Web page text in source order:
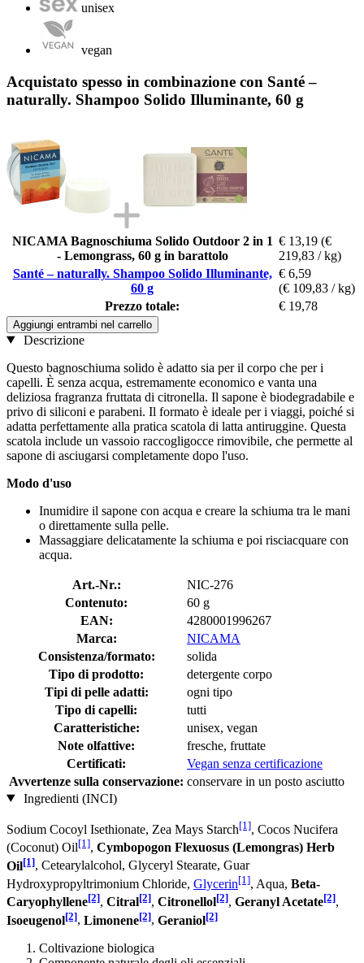
unisex
vegan
Acquistato spesso in combinazione con Santé –
naturally. Shampoo Solido Illuminante, 60 g
NICAMA Bagnoschiuma Solido Outdoor 2 in 1
- Lemongrass, 60 g in barattolo
€ 13,19 (€
219,83 / kg)
Santé – naturally. Shampoo Solido Illuminante,
60 g
€ 6,59
(€ 109,83 / kg)
Prezzo totale:
€ 19,78
Aggiungi entrambi nel carrello
Descrizione
Questo bagnoschiuma solido è adatto sia per il corpo che per i
capelli. È senza acqua, estremamente economico e vanta una
deliziosa fragranza fruttata di citronella. Il sapone è biodegradabile e
privo di siliconi e parabeni. Il formato è ideale per i viaggi, poiché si
adatta perfettamente alla pratica scatola di latta antiruggine. Questa
scatola include un vassoio raccogligocce rimovibile, che permette al
sapone di asciugarsi completamente dopo l'uso.
Modo d'uso
Inumidire il sapone con acqua e creare la schiuma tra le mani
o direttamente sulla pelle.
Massaggiare delicatamente la schiuma e poi risciacquare con
acqua.
Art.-Nr.:
NIC-276
Contenuto:
60 g
EAN:
4280001996267
Marca:
NICAMA
Consistenza/formato:
solida
Tipo di prodotto:
detergente corpo
Tipi di pelle adatti:
ogni tipo
Tipo di capelli:
tutti
Caratteristiche:
unisex, vegan
Note olfattive:
fresche, fruttate
Certificati:
Vegan senza certificazione
Avvertenze sulla conservazione: conservare in un posto asciutto
Ingredienti (INCI)
Sodium Cocoyl Isethionate, Zea Mays Starch[1], Cocos Nucifera
(Coconut) Oil[1], Cymbopogon Flexuosus (Lemongras) Herb
Oil[1], Cetearylalcohol, Glyceryl Stearate, Guar
Hydroxypropyltrimonium Chloride, Glycerin[1], Aqua, Beta-
Caryophyllene[2], Citral[2], Citronellol[2], Geranyl Acetate[2],
Isoeugenol[2], Limonene[2], Geraniol[2]
Coltivazione biologica